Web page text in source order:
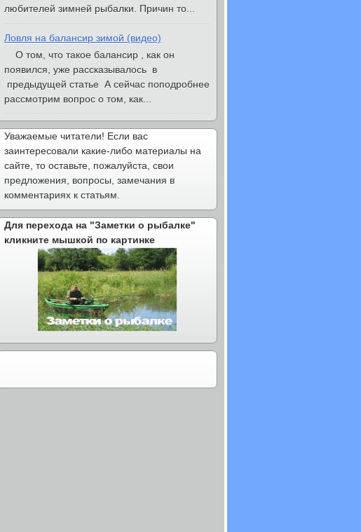
любителей зимней рыбалки. Причин то...
Ловля на балансир зимой (видео)
О том, что такое балансир , как он
появился, уже рассказывалось в
предыдущей статье А сейчас поподробнее
рассмотрим вопрос о том, как...
Уважаемые читатели! Если вас
заинтересовали какие-либо материалы на
сайте, то оставьте, пожалуйста, свои
предложения, вопросы, замечания в
комментариях к статьям.
Для перехода на "Заметки о рыбалке"
кликните мышкой по картинке